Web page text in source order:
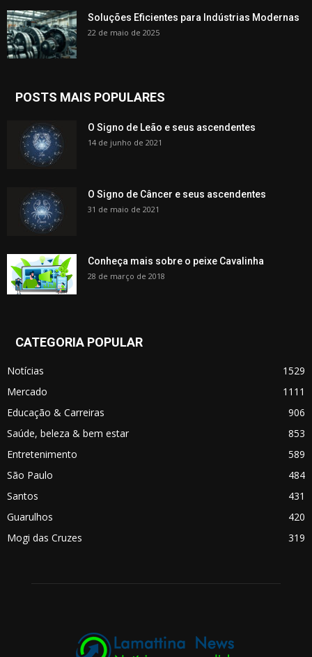
Soluções Eficientes para Indústrias Modernas
22 de maio de 2025
POSTS MAIS POPULARES
O Signo de Leão e seus ascendentes
14 de junho de 2021
O Signo de Câncer e seus ascendentes
31 de maio de 2021
Conheça mais sobre o peixe Cavalinha
28 de março de 2018
CATEGORIA POPULAR
Notícias
1529
Mercado
1111
Educação & Carreiras
906
Saúde, beleza & bem estar
853
Entretenimento
589
São Paulo
484
Santos
431
Guarulhos
420
Mogi das Cruzes
319